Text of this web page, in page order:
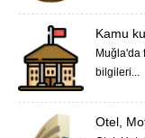
Kamu
Muğla'da
bilgileri...
Otel,